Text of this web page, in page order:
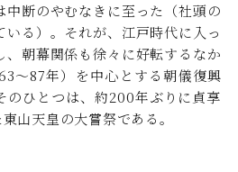
断のやむなきに至った（社頭の
る）。それが、江戸時代に入っ
、朝幕関係も徐々に好転するなか
～87年）を中心とする朝儀復興
のひとつは、約200年ぶりに貞享
山天皇の大嘗祭である。